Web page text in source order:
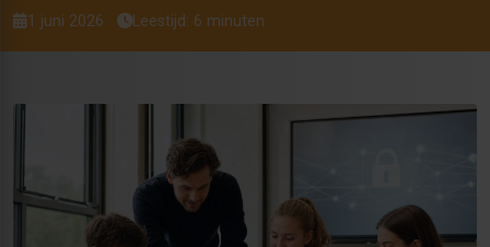
1 juni 2026 Leestijd: 6 minuten